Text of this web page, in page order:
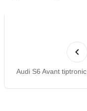
Laufende Kosten
Audi S6 Avant